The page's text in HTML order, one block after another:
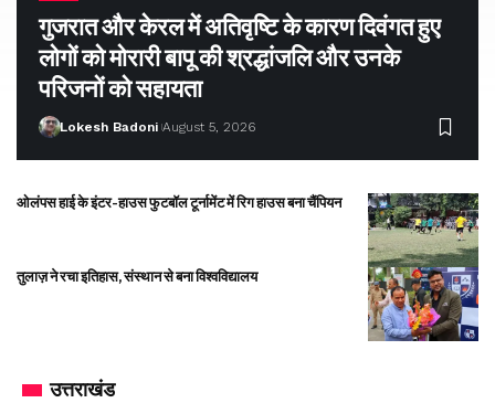
गुजरात और केरल में अतिवृष्टि के कारण दिवंगत हुए
लोगों को मोरारी बापू की श्रद्धांजलि और उनके
परिजनों को सहायता
Lokesh Badoni August 5, 2026
ओलंपस हाई के इंटर-हाउस फुटबॉल टूर्नामेंट में रिग हाउस बना चैंपियन
तुलाज़ ने रचा इतिहास, संस्थान से बना विश्वविद्यालय
उत्तराखंड